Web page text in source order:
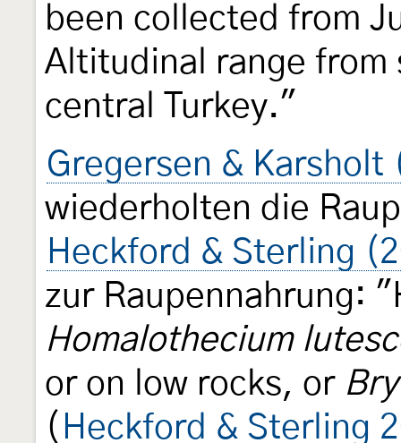
been collected from
Altitudinal range from
central Turkey."
Gregersen &
wiederholten die
Heckford & Sterling
zur Raupennahrung:
Homalothecium
or on low rocks, or
( Heckford & Sterling